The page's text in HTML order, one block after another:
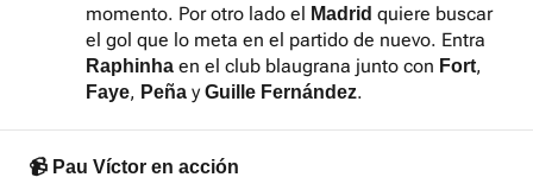
momento. Por otro lado el Madrid quiere buscar
el gol que lo meta en el partido de nuevo. Entra
Raphinha en el club blaugrana junto con Fort,
Faye, Peña yGuille Fernández.
📹 Pau Víctor en acción